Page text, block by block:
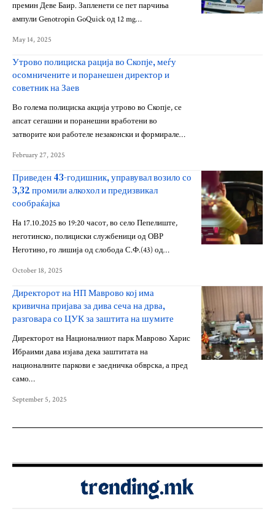
премин Деве Баир. Запленети се пет парчиња
ампули Genotropin GoQuick од 12 mg…
May 14, 2025
Утрово полициска рација во Скопје, меѓу
осомничените и поранешен директор и
советник на Заев
Во голема полициска акција утрово во Скопје, се
апсат сегашни и поранешни вработени во
затворите кои работеле незаконски и формирале…
February 27, 2025
Приведен 43-годишник, управувал возило со
3,32 промили алкохол и предизвикал
сообраќајка
На 17.10.2025 во 19:20 часот, во село Пепелиште,
неготинско, полициски службеници од ОВР
Неготино, го лишија од слобода С.Ф.(43) од…
October 18, 2025
Директорот на НП Маврово кој има
кривична пријава за дива сеча на дрва,
разговара со ЦУК за заштита на шумите
Директорот на Националниот парк Маврово Харис
Ибраими дава изјава дека заштитата на
националните паркови е заедничка обврска, а пред
само…
September 5, 2025